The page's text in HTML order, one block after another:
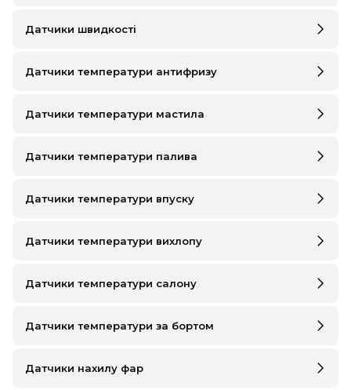
SUBARU
SUZUKI
VW
Датчики швидкості
Датчики температури антифризу
Датчики температури мастила
Датчики температури палива
Датчики температури впуску
Датчики температури вихлопу
Датчики температури салону
Датчики температури за бортом
Датчики нахилу фар